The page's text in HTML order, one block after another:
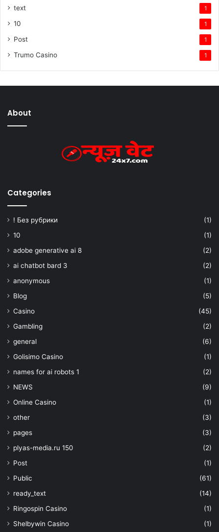
text 1
10 1
Post 1
Trumo Casino 1
About
Categories
! Без рубрики
(1)
10
(1)
adobe generative ai 8
(2)
ai chatbot bard 3
(2)
anonymous
(1)
Blog
(5)
Casino
(45)
Gambling
(2)
general
(6)
Golisimo Casino
(1)
names for ai robots 1
(2)
NEWS
(9)
Online Casino
(1)
other
(3)
pages
(3)
plyas-media.ru 150
(2)
Post
(1)
Public
(61)
ready_text
(14)
Ringospin Casino
(1)
Shelbywin Casino
(1)